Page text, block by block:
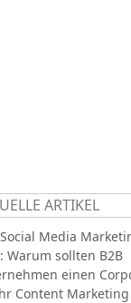
ARTIKEL
Media
Warum sollten B2B
einen
Content Marketing